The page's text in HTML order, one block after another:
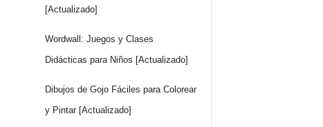
[Actualizado]
Wordwall: Juegos y Clases
Didácticas para Niños [Actualizado]
Dibujos de Gojo Fáciles para Colorear
y Pintar [Actualizado]